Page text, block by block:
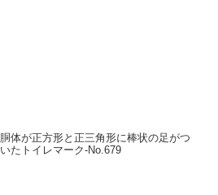
胴体が正方形と正三角形に棒状の足がつ
いたトイレマーク‐No.679